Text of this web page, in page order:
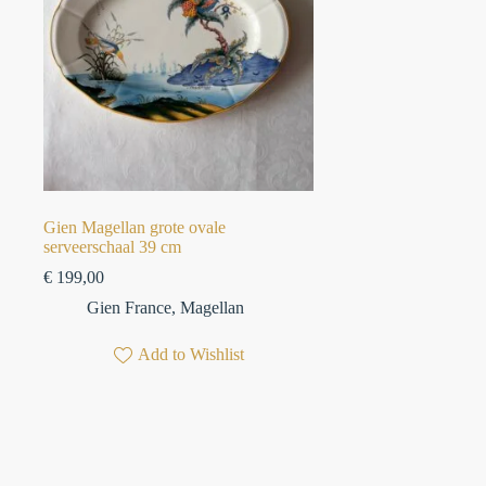
Gien Magellan grote ovale
serveerschaal 39 cm
€ 199,00
Gien France, Magellan
Add to Wishlist